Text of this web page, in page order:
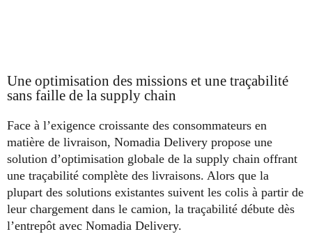
Une optimisation des missions et une traçabilité
sans faille de la supply chain
Face à l’exigence croissante des consommateurs en
matière de livraison, Nomadia Delivery propose une
solution d’optimisation globale de la supply chain offrant
une traçabilité complète des livraisons. Alors que la
plupart des solutions existantes suivent les colis à partir de
leur chargement dans le camion, la traçabilité débute dès
l’entrepôt avec Nomadia Delivery.